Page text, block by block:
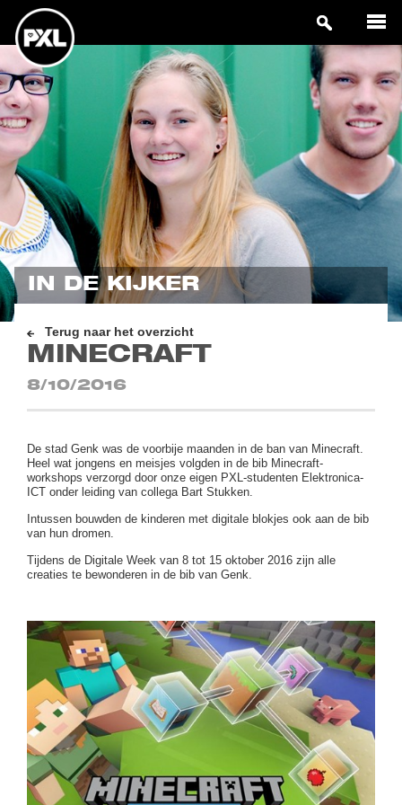
IN DE KIJKER
Terug naar het overzicht
MINECRAFT
8/10/2016
De stad Genk was de voorbije maanden in de ban van Minecraft.
Heel wat jongens en meisjes volgden in de bib Minecraft-
workshops verzorgd door onze eigen PXL-studenten Elektronica-
ICT onder leiding van collega Bart Stukken.
Intussen bouwden de kinderen met digitale blokjes ook aan de bib
van hun dromen.
Tijdens de Digitale Week van 8 tot 15 oktober 2016 zijn alle
creaties te bewonderen in de bib van Genk.